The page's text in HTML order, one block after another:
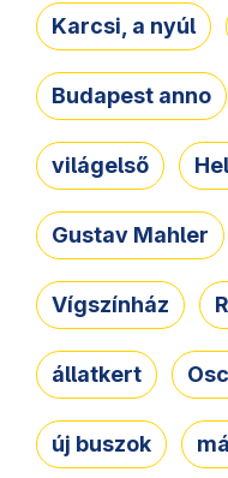
Karcsi, a nyúl
Budapest anno
világelső
Gustav Mahler
Vígszínház
állatkert
új buszok